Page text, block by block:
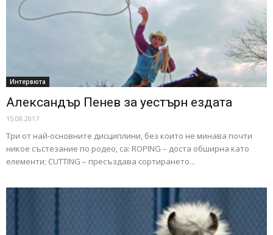
Интервюта
Александър Пенев за уестърн ездата
15.08.2017
Три от най-основните дисциплини, без които не минава почти
никое състезание по родео, са: ROPING – доста обширна като
елементи; CUTTING – пресъздава сортирането...